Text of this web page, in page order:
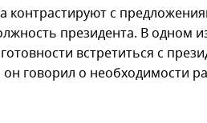
контрастируют с
президента. В одном
встретиться с
говорил о необходимости